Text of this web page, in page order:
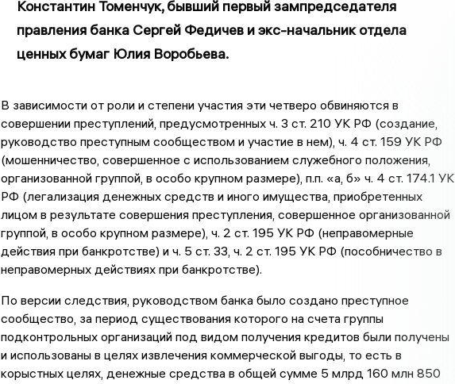
Константин Томенчук, бывший первый зампредседателя
правления банка Сергей Федичев и экс-начальник отдела
ценных бумаг Юлия Воробьева.
В зависимости от роли и степени участия эти четверо обвиняются в
совершении преступлений, предусмотренных ч. 3 ст. 210 УК РФ (создание,
руководство преступным сообществом и участие в нем), ч. 4 ст. 159 УК РФ
(мошенничество, совершенное с использованием служебного положения,
организованной группой, в особо крупном размере), п.п. «а, б» ч. 4 ст. 174.1 УК
РФ (легализация денежных средств и иного имущества, приобретенных
лицом в результате совершения преступления, совершенное организованной
группой, в особо крупном размере), ч. 2 ст. 195 УК РФ (неправомерные
действия при банкротстве) и ч. 5 ст. 33, ч. 2 ст. 195 УК РФ (пособничество в
неправомерных действиях при банкротстве).
По версии следствия, руководством банка было создано преступное
сообщество, за период существования которого на счета группы
подконтрольных организаций под видом получения кредитов были получены
и использованы в целях извлечения коммерческой выгоды, то есть в
корыстных целях, денежные средства в общей сумме 5 млрд 160 млн 850